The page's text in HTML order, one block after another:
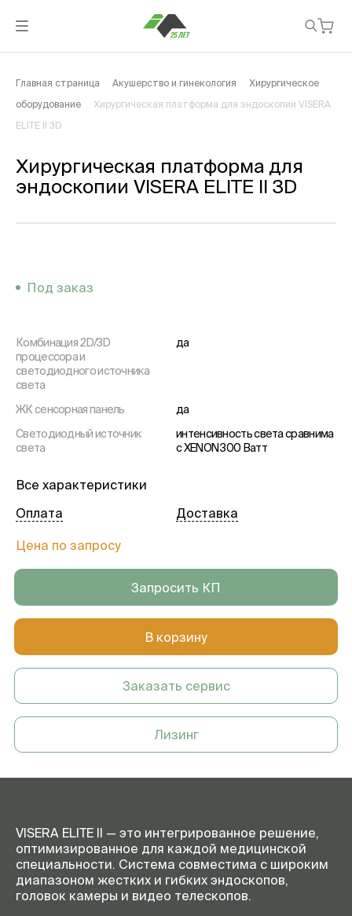
Главная страница Акушерство и гинекология Хирургическое
оборудование Хирургическая платформа для эндоскопии VISERA
ELITE II 3D
Хирургическая платформа для
эндоскопии VISERA ELITE II 3D
Под заказ
Комбинация 2D/3D
процессора и
светодиодного источника
света
да
ЖК сенсорная панель
да
Светодиодный источник
света
интенсивность света сравнима
с XENON 300 Ватт
освещении
ИК режим поддерживает
Все характеристики
Цена по запросу
Оплата Доставка
Запросить КП
В корзину
Заказать сервис
Лизинг
VISERA ELITE II — это интегрированное решение,
оптимизированное для каждой медицинской
специальности. Система совместима с широким
диапазоном жестких и гибких эндоскопов,
головок камеры и видео телескопов.